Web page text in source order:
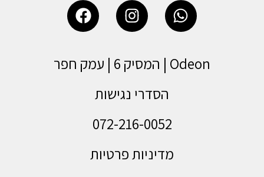
Odeon | המסיק 6 | עמק חפר
הסדרי נגישות
072-216-0052
מדיניות פרטיות